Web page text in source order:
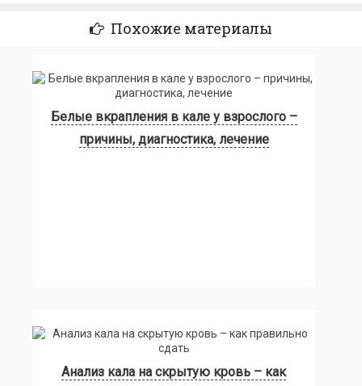
Похожие материалы
Белые вкрапления в кале у взрослого –
причины, диагностика, лечение
Анализ кала на скрытую кровь – как